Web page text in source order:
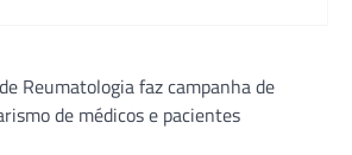
Reumatologia faz campanha de
de médicos e pacientes